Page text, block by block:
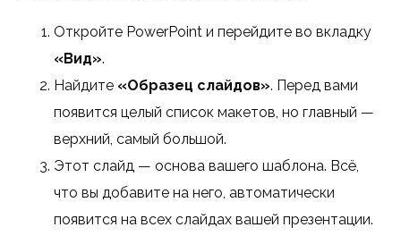
Откройте PowerPoint и перейдите во вкладку
«Вид».
Найдите «Образец слайдов». Перед вами
появится целый список макетов, но главный —
верхний, самый большой.
Этот слайд — основа вашего шаблона. Всё,
что вы добавите на него, автоматически
появится на всех слайдах вашей презентации.